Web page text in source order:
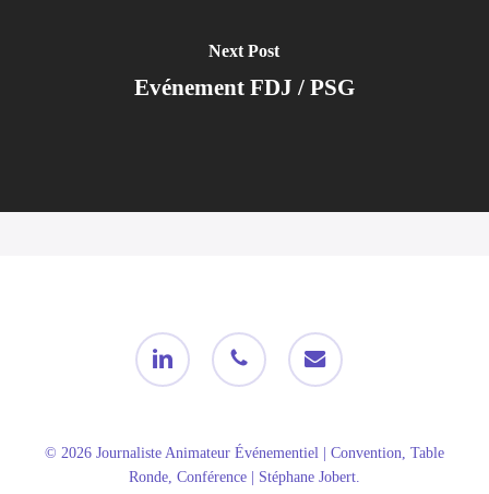
Next Post
Evénement FDJ / PSG
linkedin phone email
© 2026 Journaliste Animateur Événementiel | Convention, Table
Ronde, Conférence | Stéphane Jobert.